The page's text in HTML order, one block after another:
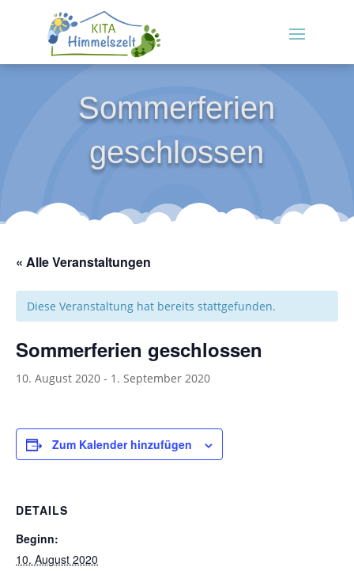
Sommerferien
geschlossen
« Alle Veranstaltungen
Diese Veranstaltung hat bereits stattgefunden.
Sommerferien geschlossen
10. August 2020 - 1. September 2020
Zum Kalender hinzufügen
DETAILS
Beginn:
10. August 2020